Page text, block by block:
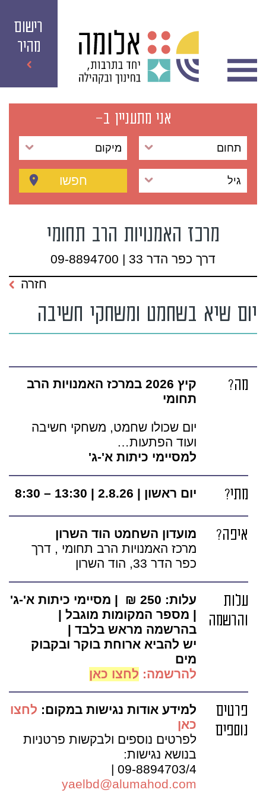
רישום
מהיר
אני מתעניין ב-
תחום מיקום
גיל חפשו
מרכז האמנויות הרב תחומי
דרך כפר הדר 33 | 09-8894700
יום שיא בשחמט ומשחקי חשיבה
חזרה
מה?
קיץ 2026 במרכז האמנויות הרב
תחומי
יום שכולו שחמט, משחקי חשיבה
ועוד הפתעות…
למסיימי כיתות א'-ג'
מתי? יום ראשון | 2.8.26 | 13:30 – 8:30
איפה?
מועדון השחמט הוד השרון
מרכז האמנויות הרב תחומי , דרך
כפר הדר 33, הוד השרון
עלות
והרשמה
עלות: 250 ₪ | מסיימי כיתות א'-ג'
| מספר המקומות מוגבל |
בהרשמה מראש בלבד |
יש להביא ארוחת בוקר ובקבוק
מים
להרשמה: לחצו כאן
פרטים
נוספים
למידע אודות נגישות במקום: לחצו
כאן
לפרטים נוספים ולבקשות פרטניות
בנושא נגישות:
09-8894703/4 |
yaelbd@alumahod.com